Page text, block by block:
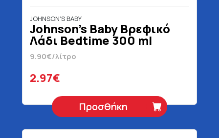
JOHNSON'S BABY
Johnson's Baby Βρεφικό
Λάδι Bedtime 300 ml
9.90€/λίτρο
2.97€
Προσθήκη